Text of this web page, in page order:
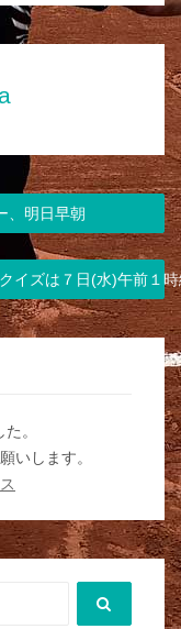
、明日早朝
イズは７日(水)午前１
。
いします。